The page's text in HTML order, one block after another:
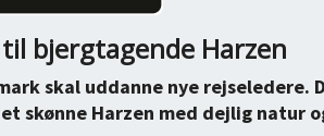
bjergtagende Harzen
skal uddanne nye
skønne Harzen med dejlig natur